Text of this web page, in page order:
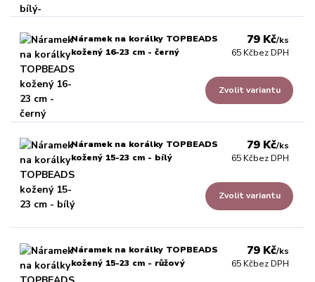
Náramek na korálky TOPBEADS
kožený 16-23 cm - černý
79 Kč/ks
65 Kčbez DPH
Zvolit variantu
Náramek na korálky TOPBEADS
kožený 15-23 cm - bílý
79 Kč/ks
65 Kčbez DPH
Zvolit variantu
Náramek na korálky TOPBEADS
kožený 15-23 cm - růžový
79 Kč/ks
65 Kčbez DPH